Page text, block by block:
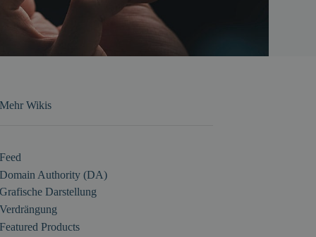
Mehr Wikis
Feed
Domain Authority (DA)
Grafische Darstellung
Verdrängung
Featured Products